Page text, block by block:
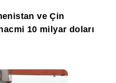
ve Çin
10 milyar doları